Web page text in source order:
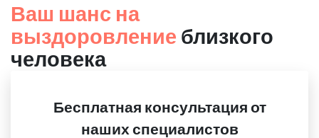
Ваш шанс на
выздоровление близкого
человека
Бесплатная консультация от
наших специалистов